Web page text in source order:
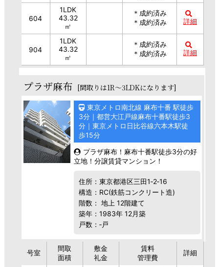
604
1LDK
43.32
㎡
＊成約済み
＊成約済み
詳細
904
1LDK
43.32
㎡
＊成約済み
＊成約済み
詳細
プラザ麻布 [間取りは1R～3LDKになります]
東京メトロ南北線 麻布十番 駅徒歩
3分｜都営大江戸線麻布十番駅徒歩3
分｜東京メトロ日比谷線六本木駅徒
歩15分
プラザ麻布！麻布十番駅徒歩3分の好
立地！分譲賃貸マンション！
住所：東京都港区三田1‐2‐16
構造：RC(鉄筋コンクリート造)
階数： 地上 12階建て
築年：1983年 12月築
戸数：‐戸
号室
間取
面積
敷金
礼金
賃料
管理費
詳細